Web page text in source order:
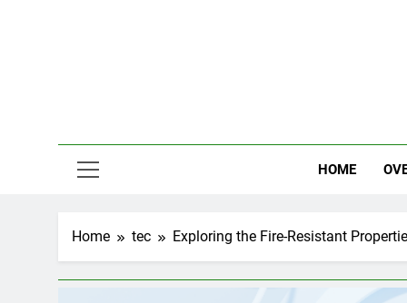
HOME
Home tec Exploring the Fire-Resistant